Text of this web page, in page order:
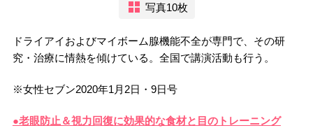
写真10枚
ドライアイおよびマイボーム腺機能不全が専門で、その研
究・治療に情熱を傾けている。全国で講演活動も行う。
※女性セブン2020年1月2日・9日号
●老眼防止＆視力回復に効果的な食材と目のトレーニング